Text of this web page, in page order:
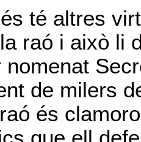
té altres
raó i això li
de milers
és